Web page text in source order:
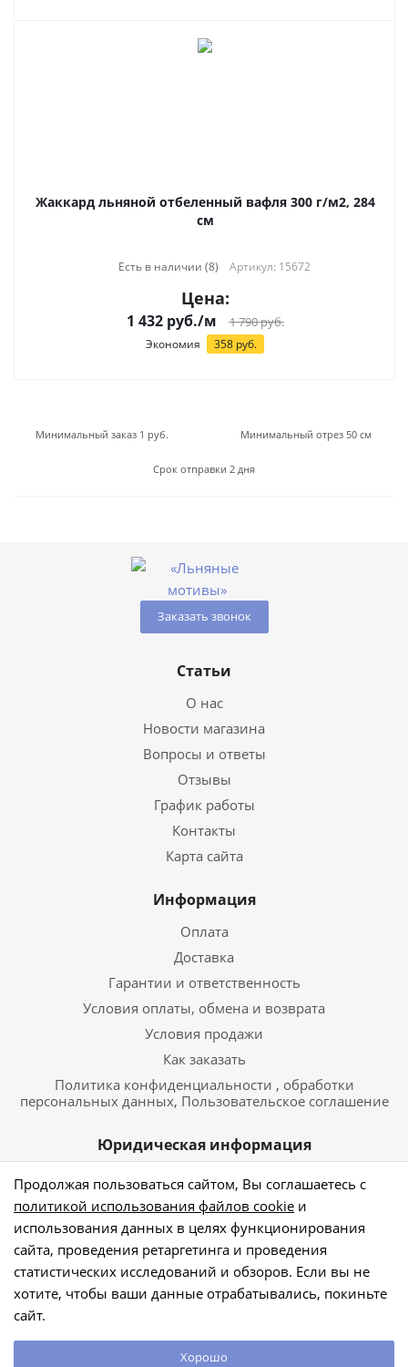
Жаккард льняной отбеленный вафля 300 г/м2, 284
см
Есть в наличии (8) Артикул: 15672
Цена:
1 432руб./м 1 790руб.
Экономия 358 руб.
Минимальный заказ 1 руб. Минимальный отрез 50 см
Срок отправки 2 дня
Заказать звонок
Юридическая информация
г. Санкт-Петербург, м. Автово, Кронштадская, д.11
ОГРН 316784700214256
Статьи
О нас
Новости магазина
Вопросы и ответы
Отзывы
График работы
Контакты
Карта сайта
Информация
Оплата
Доставка
Гарантии и ответственность
Условия оплаты, обмена и возврата
Условия продажи
Как заказать
Политика конфиденциальности , обработки
персональных данных, Пользовательское соглашение
© 2026 Льняные мотивы. Интернет-магазин
натуральных тканей
Информация, представленная на сайте не является
публичной офертой.
Политика конфиденциальности
Продолжая пользоваться сайтом, Вы соглашаетесь с
политикой использования файлов cookie и
использования данных в целях функционирования
сайта, проведения ретаргетинга и проведения
статистических исследований и обзоров. Если вы не
хотите, чтобы ваши данные отрабатывались, покиньте
сайт.
Хорошо